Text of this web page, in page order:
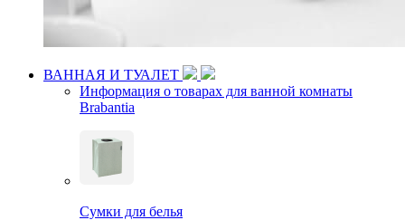
ВАННАЯ И ТУАЛЕТ
Информация о товарах для ванной комнаты
Brabantia
Сумки для белья